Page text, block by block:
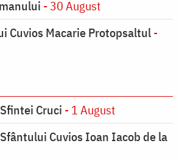
- 30 August
Cuvios Macarie Protopsaltul-
Cruci - 1 August
Cuvios Ioan Iacob de la